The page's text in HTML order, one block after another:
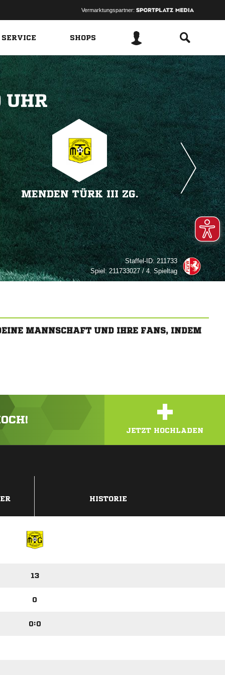
Vermarktungspartner:
SHOPS

MENDEN TÜRK III ZG.
Staffel-ID:211733
Spiel:211733027 / 4. Spieltag
MANNSCHAFT UND IHRE FANS, INDEM
+
JETZT HOCHLADEN
HISTORIE
13
0
0:0